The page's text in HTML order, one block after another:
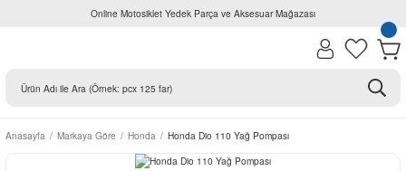
Online Motosiklet Yedek Parça ve Aksesuar Mağazası
Anasayfa Markaya Göre Honda Honda Dio 110 Yağ Pompası